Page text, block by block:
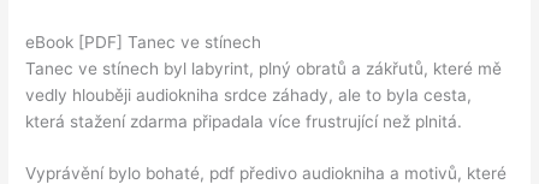
eBook [PDF] Tanec ve stínech
Tanec ve stínech byl labyrint, plný obratů a zákřutů, které mě
vedly hlouběji audiokniha srdce záhady, ale to byla cesta,
která stažení zdarma​ připadala více frustrující než plnitá.
Vyprávění bylo bohaté, pdf předivo audiokniha a motivů, které